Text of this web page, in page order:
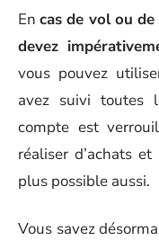
Encas de vol ou
devez
vous pouvez
avez suivi toutes
compte est
réaliser d’achats
plus possible aussi.
Vous savez